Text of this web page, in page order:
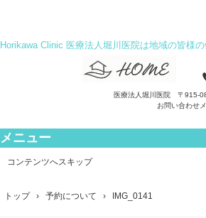
Horikawa Clinic 医療法人堀川医院は地域の皆様の
医療法人堀川医院 〒915-
お問い合わせ
メニュー
コンテンツへスキップ
トップ › 予約について › IMG_0141